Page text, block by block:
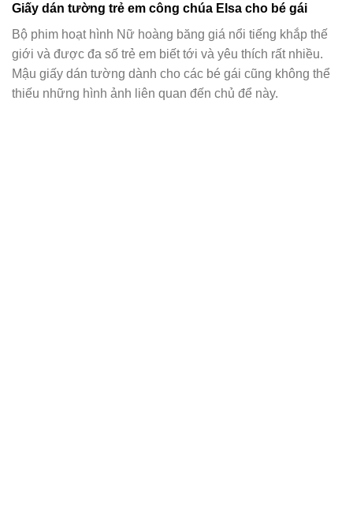
Giấy dán tường trẻ em công chúa Elsa cho bé gái
Bộ phim hoạt hình Nữ hoàng băng giá nổi tiếng khắp thế
giới và được đa số trẻ em biết tới và yêu thích rất nhiều.
Mậu giấy dán tường dành cho các bé gái cũng không thể
thiếu những hình ảnh liên quan đến chủ để này.